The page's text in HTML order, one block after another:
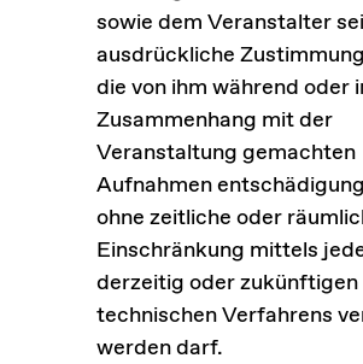
sowie dem Veranstalter
ausdrückliche
die von ihm während oder
Zusammenhang mit der
Veranstaltung gemachten
Aufnahmen
ohne zeitliche oder
Einschränkung mittels
derzeitig oder zukünftigen
technischen Verfahrens
werden darf.